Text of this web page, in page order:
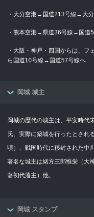
・大分空港→国道213号線→大
・熊本空港→県道36号線→国道
・大阪・神戸・四国からは、フ
ら国道10号線→国道57号線へ
岡城 城主
岡城の歴代の城主は、平安時代
氏、実際に築城を行ったとされ
頃）、戦国時代に移封された中
著名な城主は緒方三郎惟栄（大
藩初代藩主）他。
岡城 スタンプ